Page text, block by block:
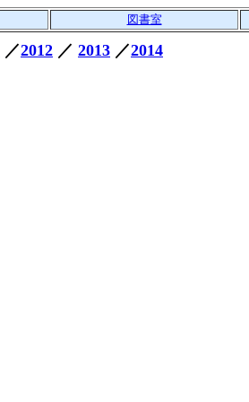
図書室
／2012 ／ 2013 ／2014